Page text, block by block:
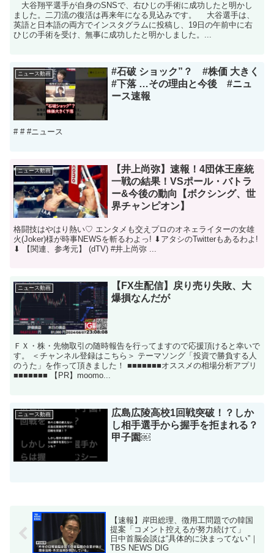
大谷翔平選手が自身のSNSで、右ひじの手術に成功したと明かし
ました。二刀流の復活は再来年になる見込みです。 大谷選手は、
英語と日本語の両方でインスタグラムに投稿し、19日の午前中に右
ひじの手術を受け、無事に成功したと明かしました。...
ニュース動画
#石破 ショック”？ #株価 大きく
#下落 …その理由と今後 #ニュ
ース速報
# # #ニュース
ニュース動画
【井上尚弥】速報！4団体王座統
一戦の結果！VSポール・バトラ
ー&今後の動向【ボクシング、世
界チャンピオン】
格闘技はやはり熱い♡ エンタメも交えプロのオネェライターの女雄
火(Joker)様が時事NEWSを斬るわよっ! ⬇︎アタシのTwitterもあるわよ!
⬇︎ 【関連、参考元】 (dTV) #井上尚弥 ...
ニュース動画
【FX生配信】戻り売り失敗、大
爆損なんだが
ＦＸ・株・先物取引の随時報告を行ってますので応援頂けると幸いで
す。 ＜チャンネル登録はこちら＞ テーマソング「投資で勝負する人
のうた」を作って頂きました！ ■■■■■■■オススメの相場分析アプリ
■■■■■■■ 【PR】moomo...
ニュース動画
広島広陵高校1回戦突破！？しか
し相手選手から握手を拒まれる？
甲子園￼
【速報】岸田総理、徴用工問題での韓国
提案「コメント控えるが努力続けて」
日中首脳会談は“具体的に決まってない”｜
TBS NEWS DIG